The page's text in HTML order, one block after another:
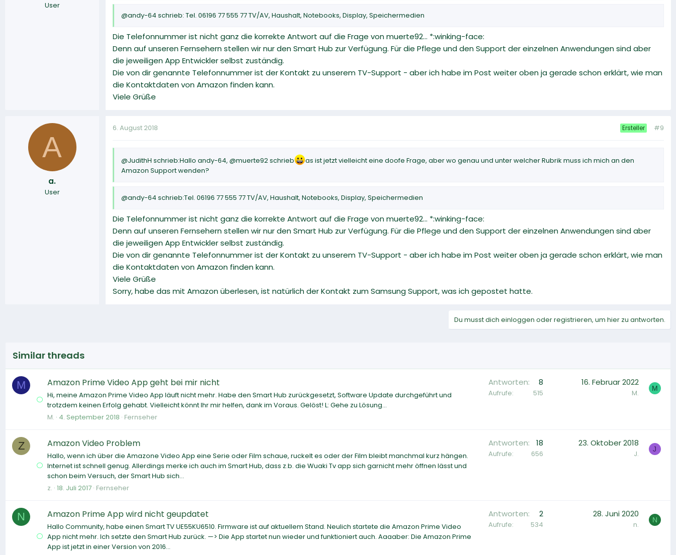
User
@andy-64 schrieb: Tel. 06196 77 555 77 TV/AV, Haushalt, Notebooks, Display, Speichermedien
Die Telefonnummer ist nicht ganz die korrekte Antwort auf die Frage von muerte92... *:winking-face:
Denn auf unseren Fernsehern stellen wir nur den Smart Hub zur Verfügung. Für die Pflege und den Support der einzelnen Anwendungen sind aber
die jeweiligen App Entwickler selbst zuständig.
Die von dir genannte Telefonnummer ist der Kontakt zu unserem TV-Support - aber ich habe im Post weiter oben ja gerade schon erklärt, wie man
die Kontaktdaten von Amazon finden kann.
Viele Grüße
A
a.
User
6. August 2018 Ersteller #9
@JudithH schrieb:Hallo andy-64, @muerte92 schrieb
as ist jetzt vielleicht eine doofe Frage, aber wo genau und unter welcher Rubrik muss ich mich an den
Amazon Support wenden?
@andy-64 schrieb:Tel. 06196 77 555 77 TV/AV, Haushalt, Notebooks, Display, Speichermedien
Die Telefonnummer ist nicht ganz die korrekte Antwort auf die Frage von muerte92... *:winking-face:
Denn auf unseren Fernsehern stellen wir nur den Smart Hub zur Verfügung. Für die Pflege und den Support der einzelnen Anwendungen sind aber
die jeweiligen App Entwickler selbst zuständig.
Die von dir genannte Telefonnummer ist der Kontakt zu unserem TV-Support - aber ich habe im Post weiter oben ja gerade schon erklärt, wie man
die Kontaktdaten von Amazon finden kann.
Viele Grüße
Sorry, habe das mit Amazon überlesen, ist natürlich der Kontakt zum Samsung Support, was ich gepostet hatte.
Du musst dich einloggen oder registrieren, um hier zu antworten.
Similar threads
M Amazon Prime Video App geht bei mir nicht
Hi, meine Amazon Prime Video App läuft nicht mehr. Habe den Smart Hub zurückgesetzt, Software Update durchgeführt und
trotzdem keinen Erfolg gehabt. Vielleicht könnt Ihr mir helfen, dank im Voraus. Gelöst! L: Gehe zu Lösung...
M. 4. September 2018 Fernseher
Antworten 8
Aufrufe 515
16. Februar 2022
M. M
Z Amazon Video Problem
Hallo, wenn ich über die Amazone Video App eine Serie oder Film schaue, ruckelt es oder der Film bleibt manchmal kurz hängen.
Internet ist schnell genug. Allerdings merke ich auch im Smart Hub, dass z.b. die Wuaki Tv app sich garnicht mehr öffnen lässt und
schon beim Versuch, der Smart Hub sich...
z. 18. Juli 2017 Fernseher
Antworten 18
Aufrufe 656
23. Oktober 2018
J. J
N Amazon Prime App wird nicht geupdatet
Hallo Community, habe einen Smart TV UE55KU6510. Firmware ist auf aktuellem Stand. Neulich startete die Amazon Prime Video
App nicht mehr. Ich setzte den Smart Hub zurück. —> Die App startet nun wieder und funktioniert auch. Aaaaber: Die Amazon Prime
App ist jetzt in einer Version von 2016...
Antworten 2
Aufrufe 534
28. Juni 2020
n. N